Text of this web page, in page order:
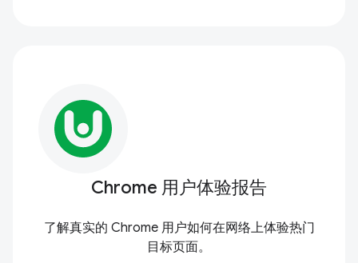
Chrome 用户体验报告
了解真实的 Chrome 用户如何在网络上体验热门
目标页面。